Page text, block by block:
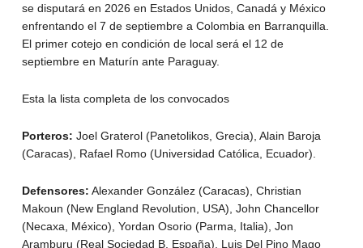
se disputará en 2026 en Estados Unidos, Canadá y México
enfrentando el 7 de septiembre a Colombia en Barranquilla.
El primer cotejo en condición de local será el 12 de
septiembre en Maturín ante Paraguay.
Esta la lista completa de los convocados
Porteros: Joel Graterol (Panetolikos, Grecia), Alain Baroja
(Caracas), Rafael Romo (Universidad Católica, Ecuador).
Defensores: Alexander González (Caracas), Christian
Makoun (New England Revolution, USA), John Chancellor
(Necaxa, México), Yordan Osorio (Parma, Italia), Jon
Aramburu (Real Sociedad B, España), Luis Del Pino Mago